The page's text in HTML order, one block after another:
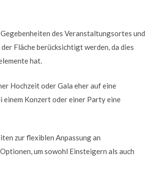
des Veranstaltungsortes und
Fläche berücksichtigt werden, da dies
hat.
Hochzeit oder Gala eher auf eine
einem Konzert oder einer Party eine
zur flexiblen Anpassung an
um sowohl Einsteigern als auch